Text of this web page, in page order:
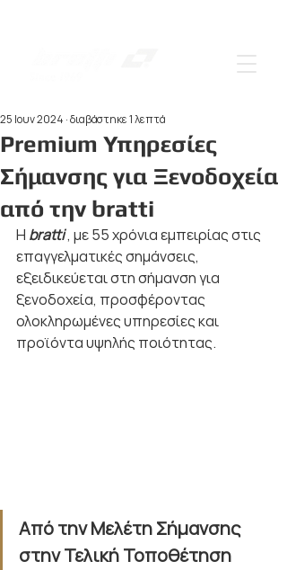
Premium Υπηρεσίες
Σήμανσης για Ξενοδοχεία
από την bratti
25 Ιουν 2024 διαβάστηκε 1 λεπτά
Η bratti , με 55 χρόνια εμπειρίας στις
επαγγελματικές σημάνσεις,
εξειδικεύεται στη σήμανση για
ξενοδοχεία, προσφέροντας
ολοκληρωμένες υπηρεσίες και
προϊόντα υψηλής ποιότητας.
Από την Μελέτη Σήμανσης
στην Τελική Τοποθέτηση